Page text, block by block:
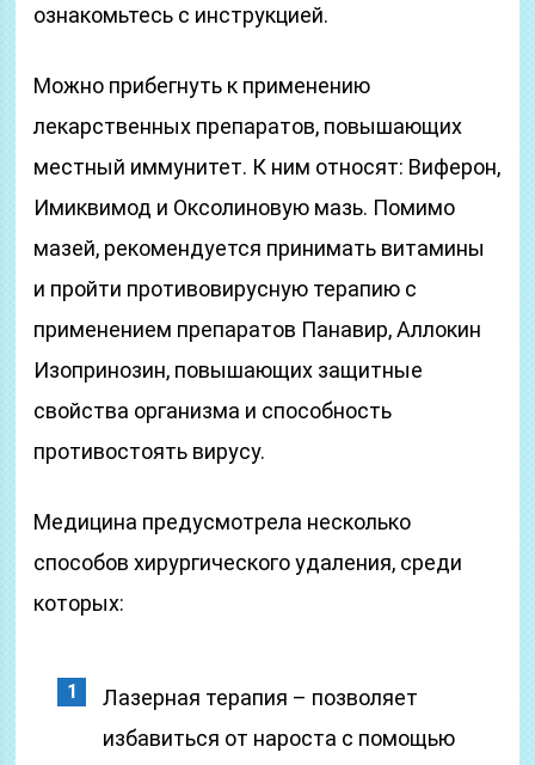
ознакомьтесь с инструкцией.
Можно прибегнуть к применению
лекарственных препаратов, повышающих
местный иммунитет. К ним относят: Виферон,
Имиквимод и Оксолиновую мазь. Помимо
мазей, рекомендуется принимать витамины
и пройти противовирусную терапию с
применением препаратов Панавир, Аллокин
Изопринозин, повышающих защитные
свойства организма и способность
противостоять вирусу.
Медицина предусмотрела несколько
способов хирургического удаления, среди
которых:
Лазерная терапия – позволяет
избавиться от нароста с помощью